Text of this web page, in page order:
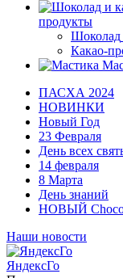
продукты
Шоколад
Какао-
ПАСХА 2024
НОВИНКИ
Новый Год
23 Февраля
День всех
14 февраля
8 Марта
День знаний
НОВЫЙ
Наши новости
ЯндексГо